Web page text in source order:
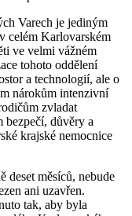
Varech je jediným
celém Karlovarském
ve velmi vážném
tohoto oddělení
a technologií, ale o
nárokům intenzivní
zvladat
bezpečí, důvěry a
krajské nemocnice
deset měsíců, nebude
ani uzavřen.
tak, aby byla